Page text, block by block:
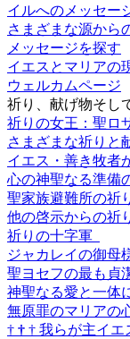
イルへのメッセー
さまざまな源から
メッセージを探す
イエスとマリアの
ウェルカムページ
祈り、献げ物そし
祈りの女王：聖ロ
さまざまな祈りと
イエス・善き牧者
心の神聖なる準備
聖家族避難所の祈
他の啓示からの祈
祈りの十字軍
ジャカレイの御母
聖ヨセフの最も貞
神聖なる愛と一体
無原罪のマリアの
† † † 我らが主イエ